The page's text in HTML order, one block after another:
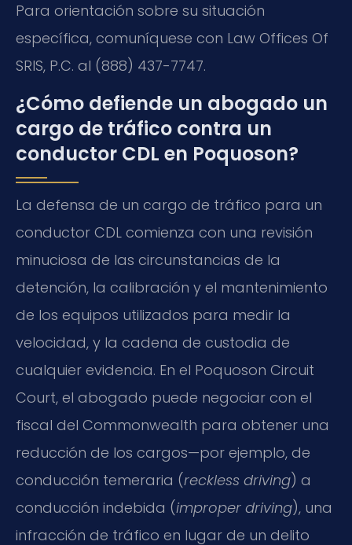
Para orientación sobre su situación
específica, comuníquese con Law Offices Of
SRIS, P.C. al (888) 437-7747.
¿Cómo defiende un abogado un
cargo de tráfico contra un
conductor CDL en Poquoson?
La defensa de un cargo de tráfico para un
conductor CDL comienza con una revisión
minuciosa de las circunstancias de la
detención, la calibración y el mantenimiento
de los equipos utilizados para medir la
velocidad, y la cadena de custodia de
cualquier evidencia. En el Poquoson Circuit
Court, el abogado puede negociar con el
fiscal del Commonwealth para obtener una
reducción de los cargos—por ejemplo, de
conducción temeraria (reckless driving) a
conducción indebida (improper driving), una
infracción de tráfico en lugar de un delito